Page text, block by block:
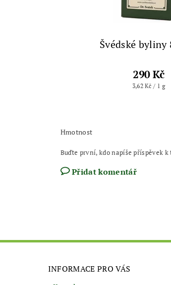
Švédské byliny
290 Kč
3,62 Kč / 1 g
Hmotnost
Buďte první, kdo napíše příspěvek k
Přidat komentář
INFORMACE PRO VÁS